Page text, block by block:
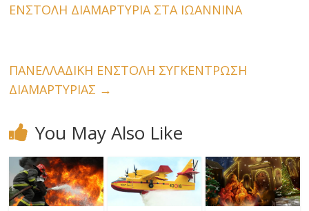
ΕΝΣΤΟΛΗ ΔΙΑΜΑΡΤΥΡΙΑ ΣΤΑ ΙΩΑΝΝΙΝΑ
ΠΑΝΕΛΛΑΔΙΚΗ ΕΝΣΤΟΛΗ ΣΥΓΚΕΝΤΡΩΣΗ
ΔΙΑΜΑΡΤΥΡΙΑΣ →
You May Also Like